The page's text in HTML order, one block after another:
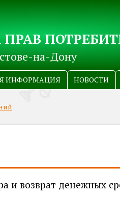
на-Дону
ИНФОРМАЦИЯ НОВОСТИ
и возврат денежных